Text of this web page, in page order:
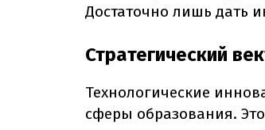
Достаточно лишь дать
Стратегический
Технологические
сферы образования.